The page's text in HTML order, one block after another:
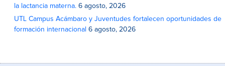
la lactancia materna. 6 agosto, 2026
UTL Campus Acámbaro y Juventudes fortalecen oportunidades de
formación internacional 6 agosto, 2026